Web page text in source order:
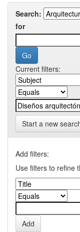
Search:
for
Current filters:
Start a new
Add filters:
Use filters to refine